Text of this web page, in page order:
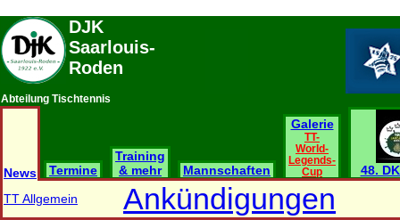
DJK
Saarlouis-
Roden
Abteilung Tischtennis
News Termine
Training
& mehr
Mannschaften
Galerie
TT-
World-
Legends-
Cup
48.
TT Allgemein
Ankündigungen